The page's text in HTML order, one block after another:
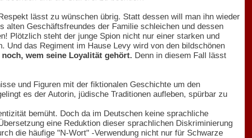
lässt zu wünschen übrig. Statt dessen will man ihn wieder
Geschäftsfreundes der Familie schleichen und dessen
Plötzlich steht der junge Spion nicht nur einer starken und
Und das Regiment im Hause Levy wird von den bildschönen
wem seine Loyalität gehört. Denn in diesem Fall lässt
und Figuren mit der fiktionalen Geschichte um den
es der Autorin, jüdische Traditionen aufleben, spürbar zu
bemüht. Doch da im Deutschen keine sprachliche
eine Reduktion dieser sprachlichen Diskriminierung
die häufige "N-Wort" -Verwendung nicht nur für Schwarze